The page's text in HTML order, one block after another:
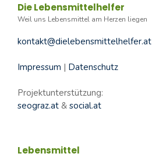
Die Lebensmittelhelfer
Weil uns Lebensmittel am Herzen liegen
kontakt@dielebensmittelhelfer.at
Impressum | Datenschutz
Projektunterstützung:
seograz.at & social.at
Lebensmittel